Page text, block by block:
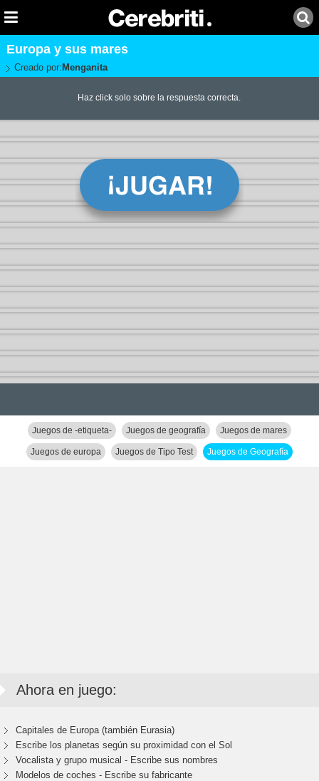
Europa y sus mares
Creado por: Menganita
Haz click solo sobre la respuesta correcta.
Juegos de -etiqueta- Juegos de geografía Juegos de mares
Juegos de europa Juegos de Tipo Test Juegos de Geografía
Ahora en juego:
Capitales de Europa (también Eurasia)
Escribe los planetas según su proximidad con el Sol
Vocalista y grupo musical - Escribe sus nombres
Modelos de coches - Escribe su fabricante